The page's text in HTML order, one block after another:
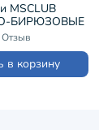
MSCLUB
БИРЮЗОВЫЕ
Отзыв
в корзину